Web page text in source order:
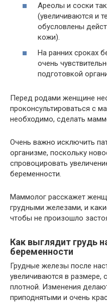
Ареолы и соски
(увеличиваются и
обусловлены
кожи).
На ранних сроках
очень
подготовкой
Перед родами женщине
проконсультироваться с
необходимо, сделать
Очень важно исключить
организме, поскольку
спровоцировать
беременности.
Маммолог расскажет
грудными железами, и
чтобы не произошло
Как выглядит грудь
беременности
Грудные железы после
увеличиваются в размере,
плотной. Изменения
приподнятыми и очень